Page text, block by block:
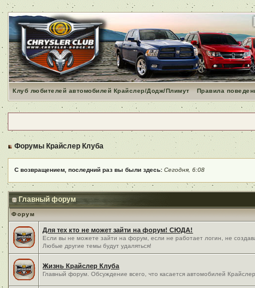
Клуб любителей автомобилей Крайслер/Додж/Плимут Правила
Форумы Крайслер Клуба
С возвращением, последний раз вы были здесь:Сегодня, 6:08
Главный форум
Форум
Для тех кто не может зайти на форум! СЮДА!
Если вы не можете зайти на форум, если не работает логин, не
Любые другие темы будут удаляться!
Жизнь Крайслер Клуба
Главный форум. Обсуждение всего, что касается автомобилей